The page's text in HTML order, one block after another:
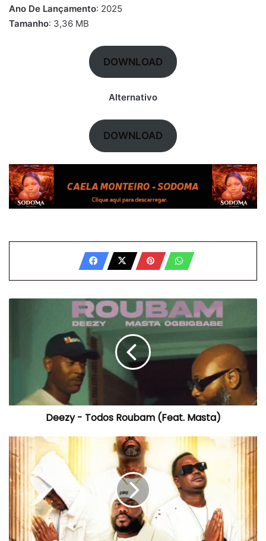
Ano De Lançamento: 2025
Tamanho: 3,36 MB
DOWNLOAD
Alternativo
DOWNLOAD
Deezy - Todos Roubam (Feat. Masta)
Killa
Hill
Ngana
(Feat.
Chiqui)